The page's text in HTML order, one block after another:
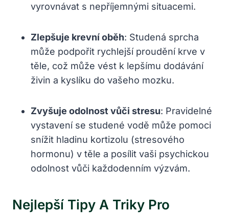
vyrovnávat s nepříjemnými situacemi.
Zlepšuje krevní oběh: Studená sprcha
může​ podpořit rychlejší ⁤proudění krve v
těle, což může vést k⁣ lepšímu dodávání
živin a kyslíku do vašeho mozku.
Zvyšuje odolnost vůči stresu: Pravidelné
vystavení se studené⁢ vodě může pomoci
snížit hladinu kortizolu (stresového
hormonu) v těle a posílit vaši psychickou
odolnost vůči‌ každodenním výzvám.
Nejlepší ⁢tipy A Triky Pro